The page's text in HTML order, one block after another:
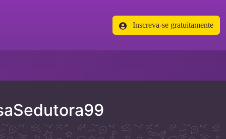
Inscreva-se gratuitamente